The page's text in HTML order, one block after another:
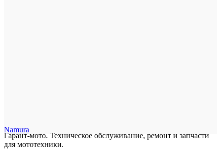
Namura
Гарант-мото. Техническое обслуживание, ремонт и запчасти
для мототехники.